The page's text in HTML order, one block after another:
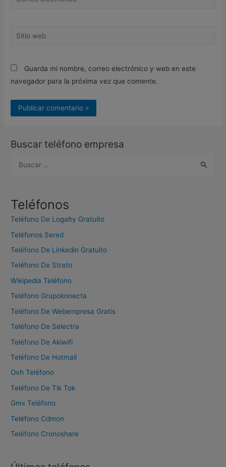
Sitio
Guarda mi nombre, correo electrónico y web en este
navegador para la próxima vez que comente.
Buscar teléfono empresa
c
:
Teléfonos
Teléfono De Logalty Gratuito
Teléfonos Sered
Teléfono De Linkedin Gratuito
Teléfono De Strato
Wikipedia Teléfono
Teléfono Grupokonecta
Teléfono De Webempresa Gratis
Teléfono De Selectra
Teléfono De Akiwifi
Teléfono De Hotmail
Ovh Teléfono
Teléfono De Tik Tok
Gmx Teléfono
Teléfono Cdmon
Teléfono Cronoshare